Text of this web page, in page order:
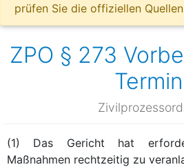
prüfen Sie die offiziellen
ZPO § 273
(1) Das Gericht hat
Maßnahmen rechtzeitig zu